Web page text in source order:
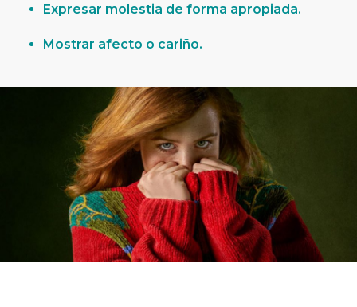
Expresar molestia de forma apropiada.
Mostrar afecto o cariño.